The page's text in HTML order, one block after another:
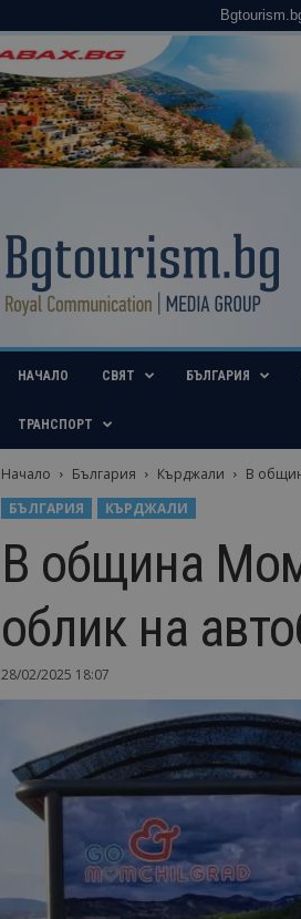
НАЧАЛО СВЯТ БЪЛГАРИЯ
ТРАНСПОРТ
Начало България Кърджали
В
БЪЛГАРИЯ
КЪРДЖАЛИ
В община
облик на
28/02/2025 18:07